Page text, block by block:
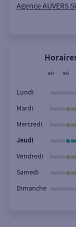
Agence AUVERS
8H 9H
Lundi
Mardi
,
Mercredi ,
Jeudi
Vendredi ,
Samedi
Dimanche